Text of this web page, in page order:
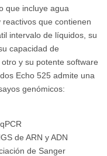
que incluye agua
que contienen
intervalo de líquidos, su
capacidad de
y su potente software
Echo 525 admite una
genómicos:
de ARN y ADN
de Sanger